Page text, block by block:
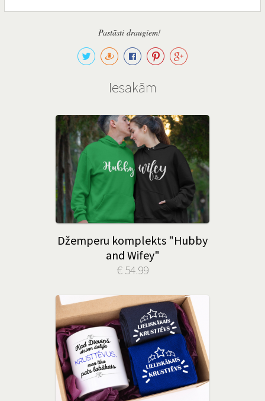
Pastāsti draugiem!
Iesakām
Džemperu komplekts "Hubby
and Wifey"
€ 54.99